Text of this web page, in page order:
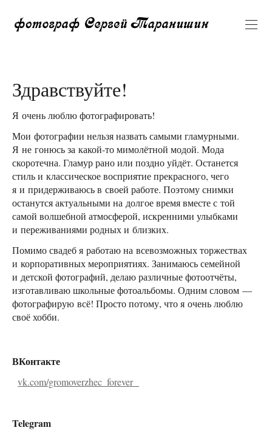
Здравствуйте!
Я очень люблю фотографировать!
Мои фотографии нельзя назвать самыми гламурными.
Я не гонюсь за какой-то мимолётной модой. Мода
скоротечна. Гламур рано или поздно уйдёт. Останется
стиль и классическое восприятие прекрасного, чего
я и придерживаюсь в своей работе. Поэтому снимки
останутся актуальными на долгое время вместе с той
самой волшебной атмосферой, искренними улыбками
и переживаниями родных и близких.
Помимо свадеб я работаю на всевозможных торжествах
и корпоративных мероприятиях. Занимаюсь семейной
и детской фотографий, делаю различные фотоотчёты,
изготавливаю школьные фотоальбомы. Одним словом —
фотографирую всё! Просто потому, что я очень люблю
своё хобби.
ВКонтакте
vk.com/gromoverzhec_forever
Telegram